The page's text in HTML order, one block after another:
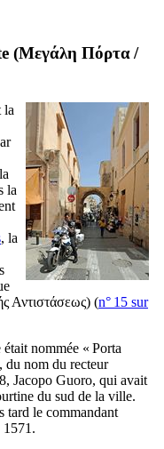
(Μεγάλη Πόρτα/
la
la
, la
Αντιστάσεως) (n° 15 sur
nommée « Porta
, du nom du recteur
Jacopo Guoro, qui avait
du sud de la ville.
tard le commandant
1571.